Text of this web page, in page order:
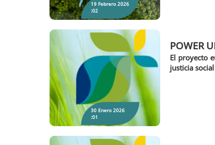
19 Febrero 2026
:02
POWER
El proyecto
justicia
30 Enero 2026
:01